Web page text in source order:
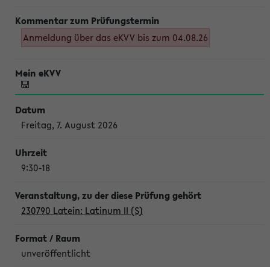
Anmeldung über das eKVV bis zum 04.08.26
Freitag, 7. August 2026
9:30-18
230790 Latein: Latinum II (S)
unveröffentlicht